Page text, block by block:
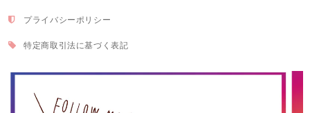
プライバシーポリシー
特定商取引法に基づく表記